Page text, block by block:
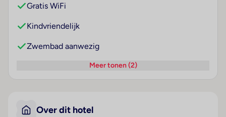
Gratis WiFi
Kindvriendelijk
Zwembad aanwezig
Meer tonen (2)
Over dit hotel